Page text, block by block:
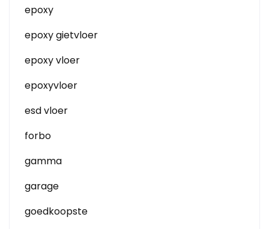
epoxy
epoxy gietvloer
epoxy vloer
epoxyvloer
esd vloer
forbo
gamma
garage
goedkoopste